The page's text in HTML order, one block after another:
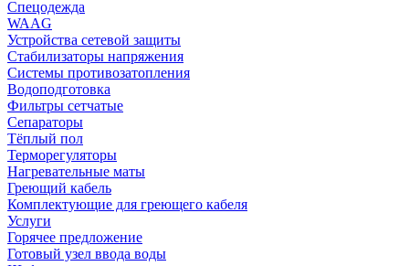
Спецодежда
WAAG
Устройства сетевой защиты
Стабилизаторы напряжения
Системы противозатопления
Водоподготовка
Фильтры сетчатые
Сепараторы
Тёплый пол
Терморегуляторы
Нагревательные маты
Греющий кабель
Комплектующие для греющего кабеля
Услуги
Горячее предложение
Готовый узел ввода воды